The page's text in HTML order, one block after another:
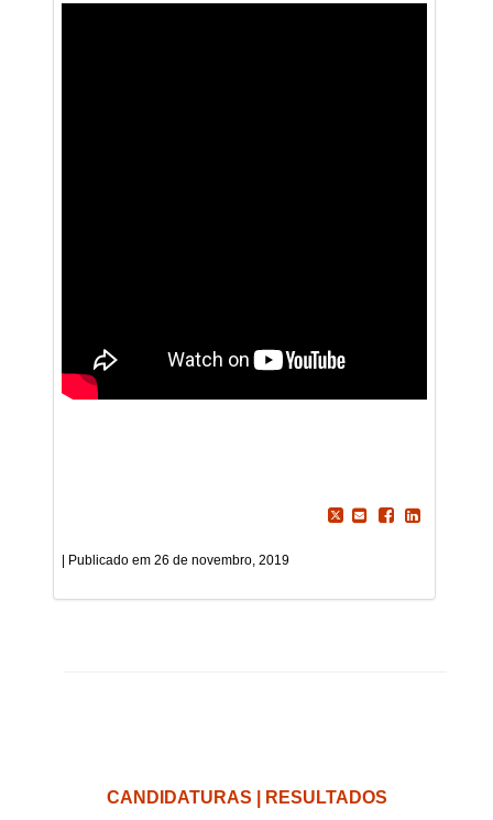
26 de novembro, 2019
CANDIDATURAS | RESULTADOS